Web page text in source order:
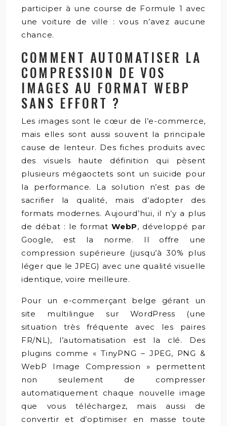
participer à une course de Formule 1 avec
une voiture de ville : vous n’avez aucune
chance.
COMMENT AUTOMATISER LA
COMPRESSION DE VOS
IMAGES AU FORMAT WEBP
SANS EFFORT ?
Les images sont le cœur de l’e-commerce,
mais elles sont aussi souvent la principale
cause de lenteur. Des fiches produits avec
des visuels haute définition qui pèsent
plusieurs mégaoctets sont un suicide pour
la performance. La solution n’est pas de
sacrifier la qualité, mais d’adopter des
formats modernes. Aujourd’hui, il n’y a plus
de débat : le formatWebP, développé par
Google, est la norme. Il offre une
compression supérieure (jusqu’à 30% plus
léger que le JPEG) avec une qualité visuelle
identique, voire meilleure.
Pour un e-commerçant belge gérant un
site multilingue sur WordPress (une
situation très fréquente avec les paires
FR/NL), l’automatisation est la clé. Des
plugins comme « TinyPNG – JPEG, PNG &
WebP Image Compression » permettent
non seulement de compresser
automatiquement chaque nouvelle image
que vous téléchargez, mais aussi de
convertir et d’optimiser en masse toute